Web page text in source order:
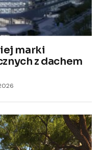
marki
z dachem